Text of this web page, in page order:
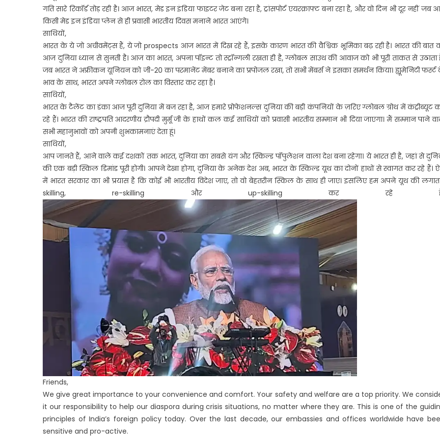
गति सारे रिकॉर्ड तोड़ रही है। आज भारत, मेड इन इंडिया फाइटर जेट बना रहा है, ट्रांसपोर्ट एयरक्राफ्ट बना रहा है, और वो दिन भी दूर नहीं जब
किसी मेड इन इंडिया प्लेन से ही प्रवासी भारतीय दिवस मनाने भारत आएंगे।
साथियों,
भारत के ये जो अचीवमेंट्स हैं, ये जो prospects आज भारत में दिख रहे हैं, इसके कारण भारत की वैश्विक भूमिका बढ़ रही है। भारत की बात
आज दुनिया ध्यान से सुनती है। आज का भारत, अपना पॉइन्ट तो स्ट्रॉन्गली रखता ही है, ग्लोबल साउथ की आवाज को भी पूरी ताकत से उठाता
जब भारत ने अफ्रीकन यूनियन को जी-20 का परमानेंट मेंबर बनाने का प्रपोजल रखा, तो सभी मेंबर्स ने इसका समर्थन किया। ह्यूमेनिटी
भाव के साथ, भारत अपने ग्लोबल रोल का विस्तार कर रहा है।
साथियों,
भारत के टैलेंट का डंका आज पूरी दुनिया में बज रहा है, आज हमारे प्रोफेशनल्स दुनिया की बड़ी कंपनियों के ज़रिए ग्लोबल ग्रोथ में कंट्रीब्यूट
रहे हैं। भारत की राष्ट्रपति आदरणीय द्रौपदी मुर्मू जी के हाथों कल कई साथियों को प्रवासी भारतीय सम्मान भी दिया जाएगा। मैं सम्मान पाने
सभी महानुभावों को अपनी शुभकामनाएं देता हूं।
साथियों,
आप जानते हैं, आने वाले कई दशकों तक भारत, दुनिया का सबसे यंग और स्किल्ड पॉपुलेशन वाला देश बना रहेगा। ये भारत ही है, जहां से
की एक बड़ी स्किल डिमांड पूरी होगी। आपने देखा होगा, दुनिया के अनेक देश अब, भारत के स्किल्ड यूथ का दोनों हाथों से स्वागत कर रहे हैं।
में भारत सरकार का भी प्रयास है कि कोई भी भारतीय विदेश जाए, तो वो बेहतरीन स्किल के साथ ही जाए। इसलिए हम अपने यूथ की
skilling, re-skilling और up-skilling कर रहे
Friends,
We give great importance to your convenience and comfort. Your safety and welfare are a top priority. We
it our responsibility to help our diaspora during crisis situations, no matter where they are. This is one of the
principles of India’s foreign policy today. Over the last decade, our embassies and offices worldwide have
sensitive and pro-active.